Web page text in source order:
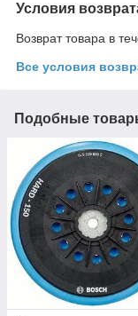
Условия
Возврат товара в
Все условия
Подобные